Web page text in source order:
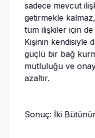
sadece mevcut
getirmekle
tüm ilişkiler için
Kişinin kendisiyle
güçlü bir bağ
mutluluğu ve
azaltır.
Sonuç: İki